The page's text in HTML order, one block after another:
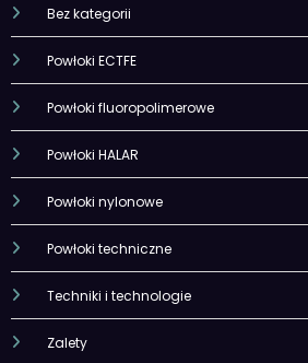
Bez kategorii
Powłoki ECTFE
Powłoki fluoropolimerowe
Powłoki HALAR
Powłoki nylonowe
Powłoki techniczne
Techniki i technologie
Zalety